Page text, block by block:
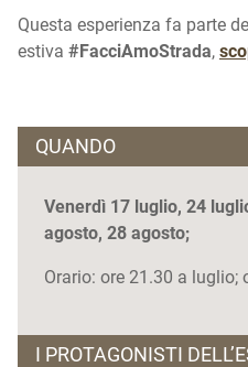
Questa esperienza fa parte
estiva #FacciAmoStrada,
QUANDO
Venerdì 17 luglio, 24
agosto, 28 agosto;
Orario: ore 21.30 a luglio;
I PROTAGONISTI